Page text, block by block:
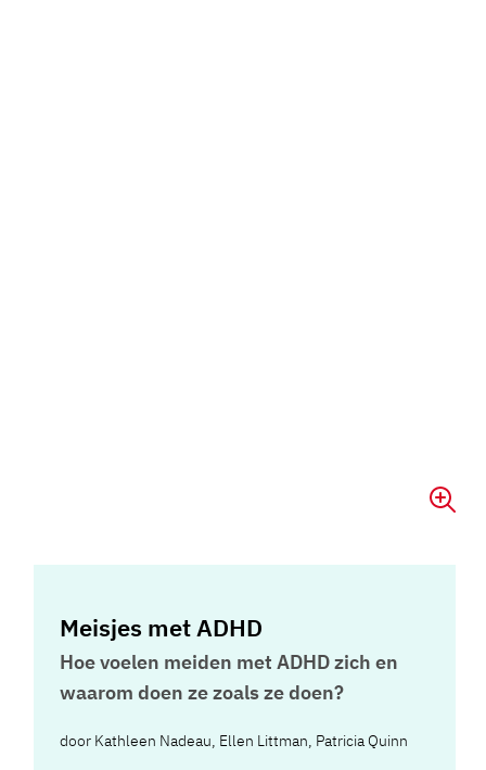
Meisjes met ADHD
Hoe voelen meiden met ADHD zich en
waarom doen ze zoals ze doen?
door Kathleen Nadeau, Ellen Littman, Patricia Quinn